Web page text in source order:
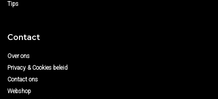
Tips
Contact
Over ons
Privacy & Cookies beleid
Contact ons
Webshop